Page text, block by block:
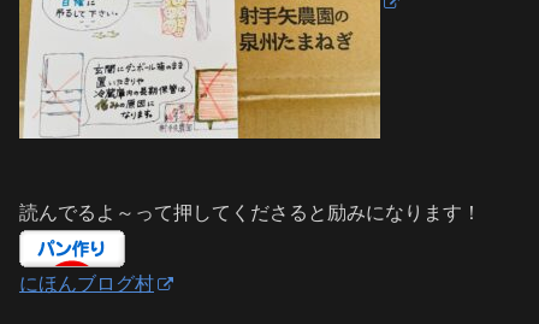
読んでるよ～って押してくださると励みになります！
にほんブログ村